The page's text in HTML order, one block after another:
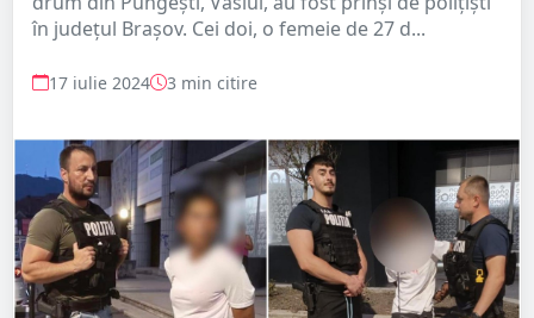
în județul Brașov. Cei doi, o femeie de 27 d...
17 iulie 2024 3 min citire